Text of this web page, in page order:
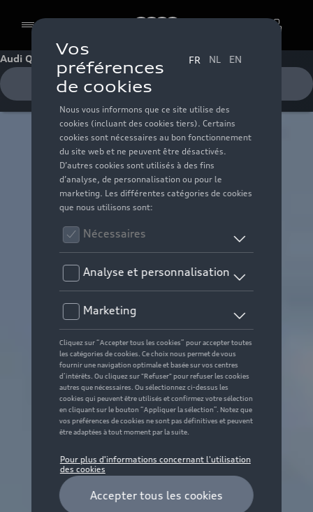
Cookies
Audi Q2
Recevoir une offre